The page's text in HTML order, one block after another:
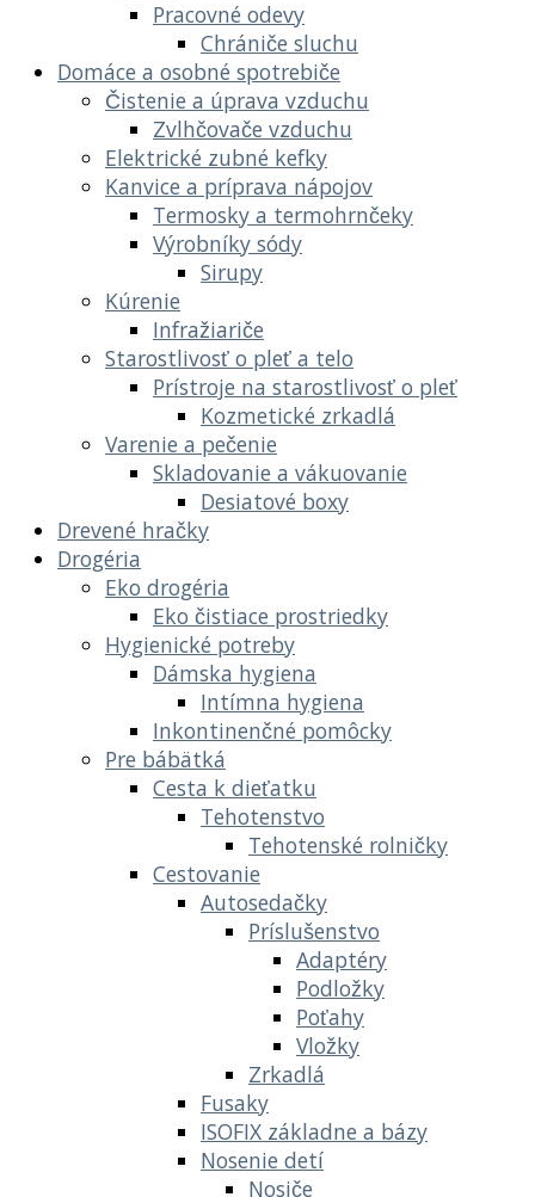
Pracovné odevy
Chrániče sluchu
Domáce a osobné spotrebiče
Čistenie a úprava vzduchu
Zvlhčovače vzduchu
Elektrické zubné kefky
Kanvice a príprava nápojov
Termosky a termohrnčeky
Výrobníky sódy
Sirupy
Kúrenie
Infražiariče
Starostlivosť o pleť a telo
Prístroje na starostlivosť o pleť
Kozmetické zrkadlá
Varenie a pečenie
Skladovanie a vákuovanie
Desiatové boxy
Drevené hračky
Drogéria
Eko drogéria
Eko čistiace prostriedky
Hygienické potreby
Dámska hygiena
Intímna hygiena
Inkontinenčné pomôcky
Pre bábätká
Cesta k dieťatku
Tehotenstvo
Tehotenské rolničky
Cestovanie
Autosedačky
Príslušenstvo
Adaptéry
Podložky
Poťahy
Vložky
Zrkadlá
Fusaky
ISOFIX základne a bázy
Nosenie detí
Nosiče